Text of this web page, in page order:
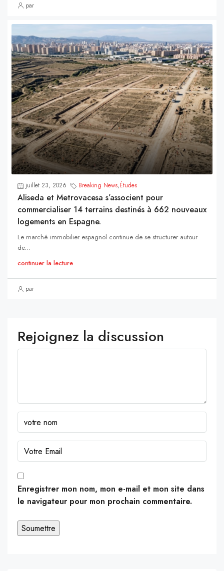
par
juillet 23, 2026 Breaking News,Études
Aliseda et Metrovacesa s’associent pour
commercialiser 14 terrains destinés à 662 nouveaux
logements en Espagne.
Le marché immobilier espagnol continue de se structurer autour
de...
continuer la lecture
par
Rejoignez la discussion
Enregistrer mon nom, mon e-mail et mon site dans
le navigateur pour mon prochain commentaire.